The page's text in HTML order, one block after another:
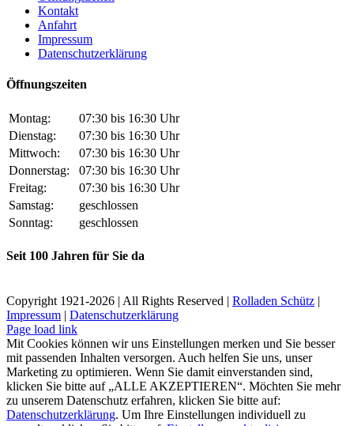
Kontakt
Anfahrt
Impressum
Datenschutz­erklärung
Öffnungszeiten
Montag:
07:30 bis 16:30 Uhr
Dienstag:
07:30 bis 16:30 Uhr
Mittwoch:
07:30 bis 16:30 Uhr
Donnerstag:
07:30 bis 16:30 Uhr
Freitag:
07:30 bis 16:30 Uhr
Samstag:
geschlossen
Sonntag:
geschlossen
Seit 100 Jahren für Sie da
Copyright 1921-2026 | All Rights Reserved | Rolladen Schütz |
Impressum | Datenschutzerklärung
Page load link
Mit Cookies können wir uns Einstellungen merken und Sie besser
mit passenden Inhalten versorgen. Auch helfen Sie uns, unser
Marketing zu optimieren. Wenn Sie damit einverstanden sind,
klicken Sie bitte auf „ALLE AKZEPTIEREN“. Möchten Sie mehr
zu unserem Datenschutz erfahren, klicken Sie bitte auf:
Datenschutzerklärung. Um Ihre Einstellungen individuell zu